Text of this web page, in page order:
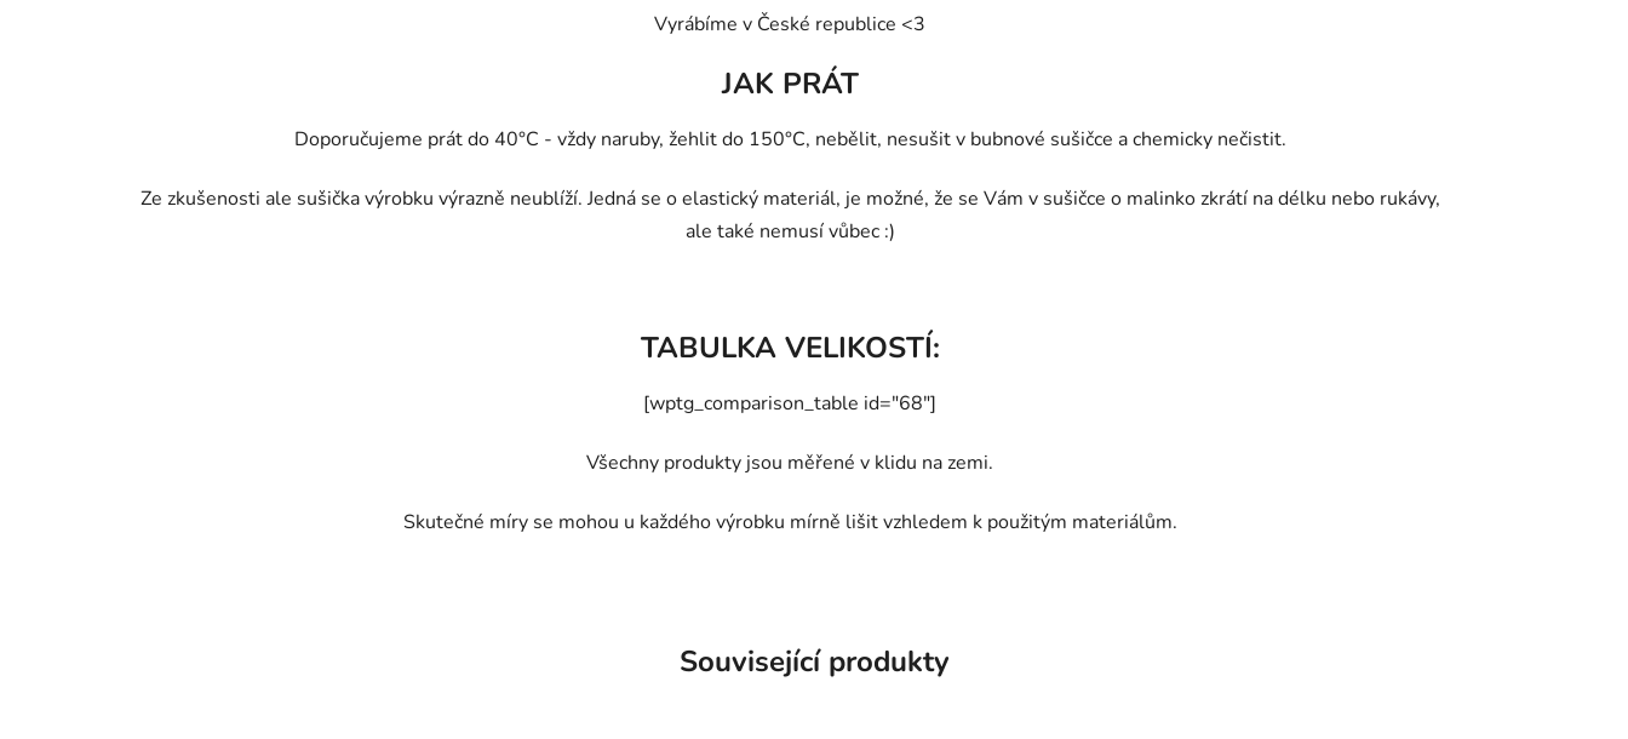
Vyrábíme v České republice <3
JAK PRÁT
Doporučujeme prát do 40°C - vždy naruby, žehlit do 150°C, nebělit, nesušit v bubnové sušičce a chemicky nečistit.
Ze zkušenosti ale sušička výrobku výrazně neublíží. Jedná se o elastický materiál, je možné, že se Vám v sušičce o malinko zkrátí na délku nebo rukávy,
ale také nemusí vůbec :)
TABULKA VELIKOSTÍ:
[wptg_comparison_table id="68"]
Všechny produkty jsou měřené v klidu na zemi.
Skutečné míry se mohou u každého výrobku mírně lišit vzhledem k použitým materiálům.
Související produkty